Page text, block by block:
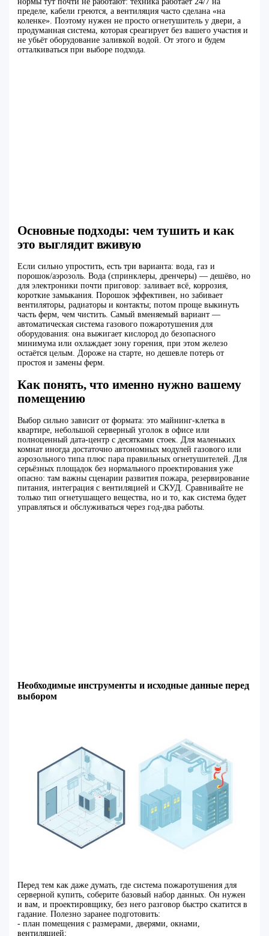
пределе, кабели греются, а вентиляция часто сделана «на
коленке». Поэтому нужен не просто огнетушитель у двери, а
продуманная система, которая среагирует без вашего участия и
не убьёт оборудование заливкой водой. От этого и будем
отталкиваться при выборе подхода.
Основные подходы: чем тушить и как
это выглядит вживую
Если сильно упростить, есть три варианта: вода, газ и
порошок/аэрозоль. Вода (спринклеры, дренчеры) — дешёво, но
для электроники почти приговор: заливает всё, коррозия,
короткие замыкания. Порошок эффективен, но забивает
вентиляторы, радиаторы и контакты; потом проще выкинуть
часть ферм, чем чистить. Самый вменяемый вариант —
автоматическая система газового пожаротушения для
оборудования: она выжигает кислород до безопасного
минимума или охлаждает зону горения, при этом железо
остаётся целым. Дороже на старте, но дешевле потерь от
простоя и замены ферм.
Как понять, что именно нужно вашему
помещению
Выбор сильно зависит от формата: это майнинг-клетка в
квартире, небольшой серверный уголок в офисе или
полноценный дата-центр с десятками стоек. Для маленьких
комнат иногда достаточно автономных модулей газового или
аэрозольного типа плюс пара правильных огнетушителей. Для
серьёзных площадок без нормального проектирования уже
опасно: там важны сценарии развития пожара, резервирование
питания, интеграция с вентиляцией и СКУД. Сравнивайте не
только тип огнетушащего вещества, но и то, как система будет
управляться и обслуживаться через год-два работы.
Необходимые инструменты и исходные данные перед
выбором
Перед тем как даже думать, где система пожаротушения для
серверной купить, соберите базовый набор данных. Он нужен
и вам, и проектировщику, без него разговор быстро скатится в
гадание. Полезно заранее подготовить:
- план помещения с размерами, дверями, окнами,
вентиляцией;